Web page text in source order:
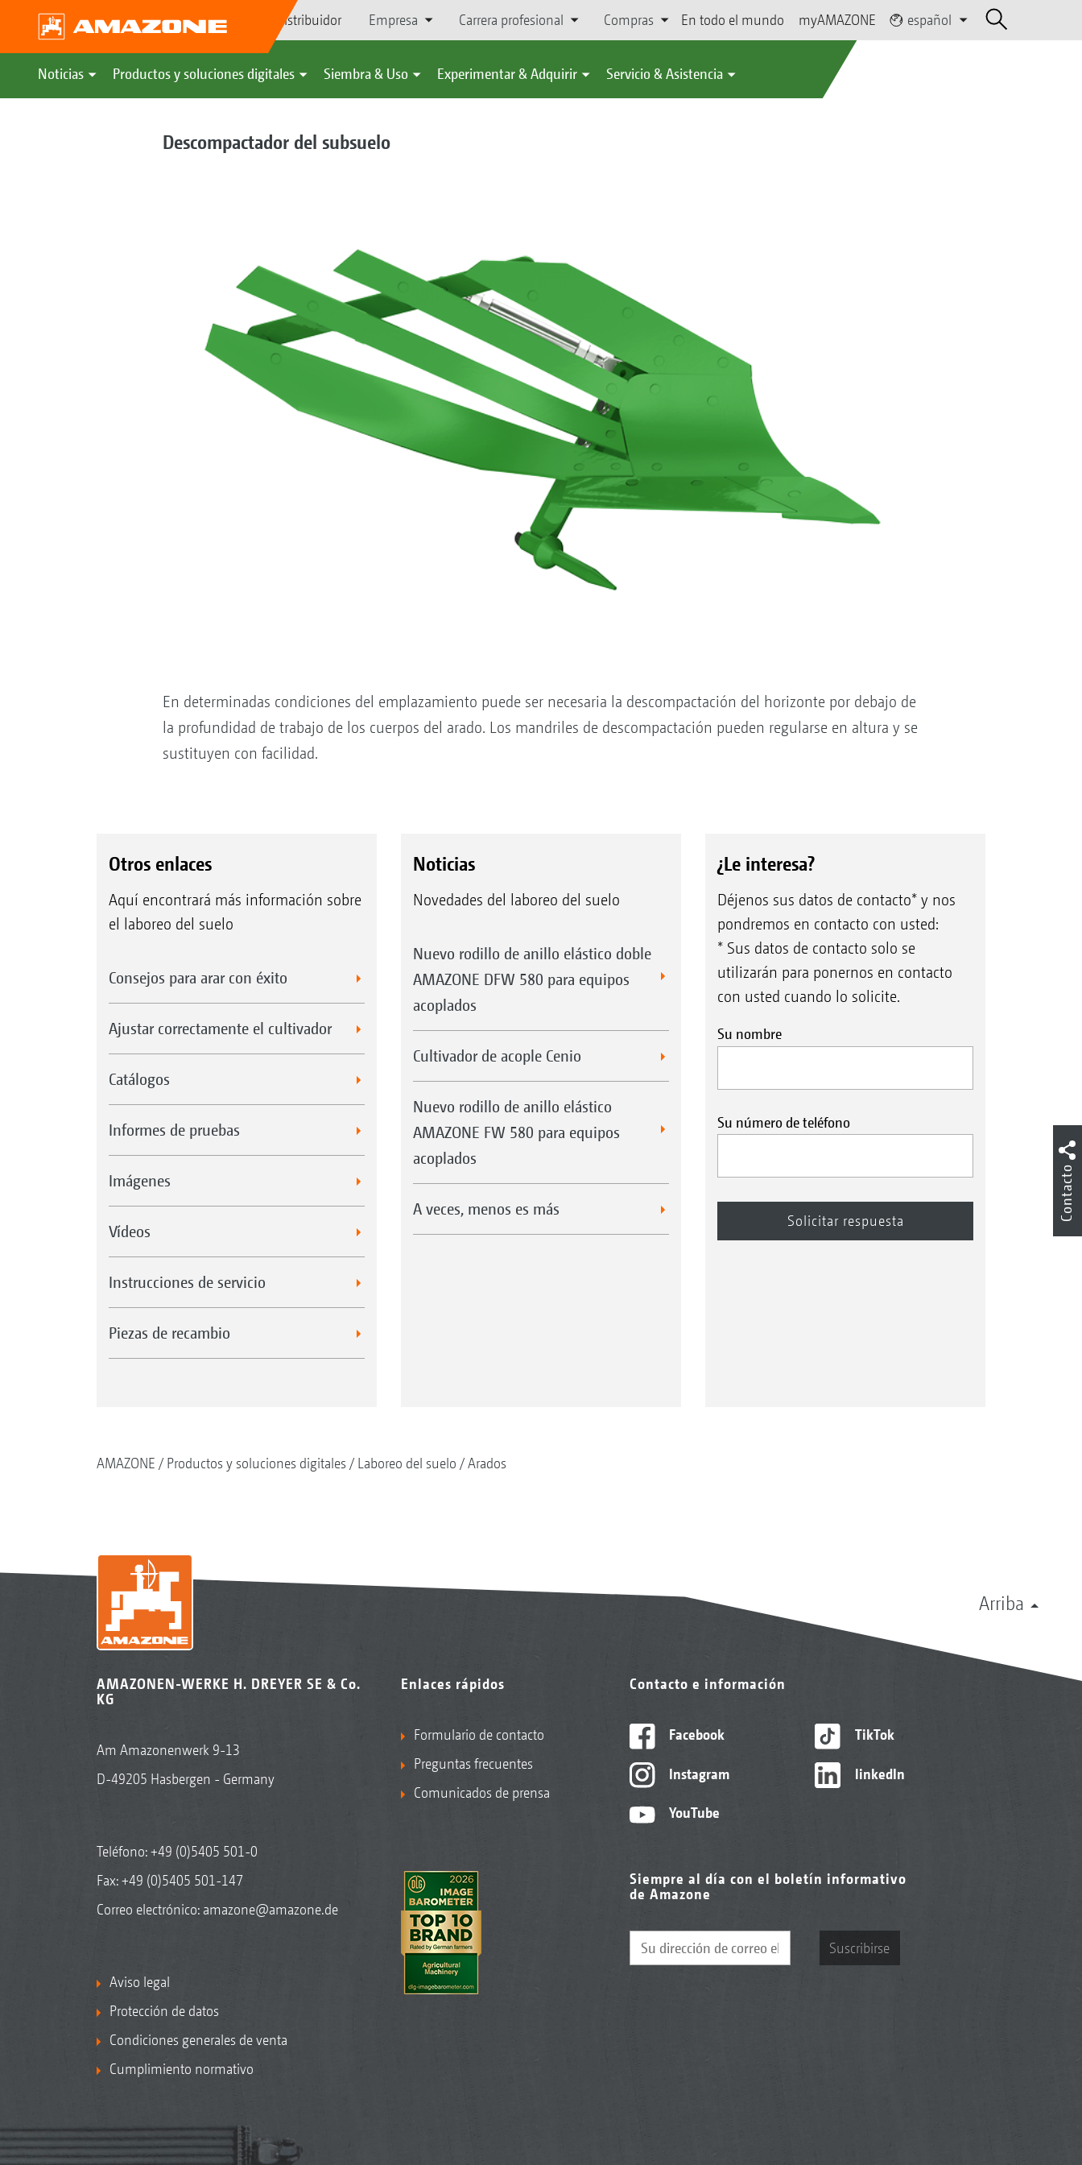
Búsqueda de distribuidor Empresa Carrera profesional Compras En todo el mundo myAMAZONE español
Noticias Productos y soluciones digitales Siembra & Uso Experimentar & Adquirir Servicio & Asistencia
Descompactador del subsuelo
En determinadas condiciones del emplazamiento puede ser necesaria la descompactación del horizonte por debajo de
la profundidad de trabajo de los cuerpos del arado. Los mandriles de descompactación pueden regularse en altura y se
sustituyen con facilidad.
Otros enlaces
Aquí encontrará más información sobre
el laboreo del suelo
Consejos para arar con éxito
Ajustar correctamente el cultivador
Catálogos
Informes de pruebas
Imágenes
Vídeos
Instrucciones de servicio
Piezas de recambio
Noticias
Novedades del laboreo del suelo
Nuevo rodillo de anillo elástico doble
AMAZONE DFW 580 para equipos
acoplados
Cultivador de acople Cenio
Nuevo rodillo de anillo elástico
AMAZONE FW 580 para equipos
acoplados
A veces, menos es más
¿Le interesa?
Déjenos sus datos de contacto* y nos
pondremos en contacto con usted:
* Sus datos de contacto solo se
utilizarán para ponernos en contacto
con usted cuando lo solicite.
Su nombre
Su número de teléfono
AMAZONE Productos y soluciones digitales Laboreo del suelo Arados
Arriba
AMAZONEN-WERKE H. DREYER SE & Co.
KG
Am Amazonenwerk 9-13
D-49205 Hasbergen - Germany
Teléfono:+49 (0)5405 501-0
Fax: +49 (0)5405 501-147
Correo electrónico: amazone@amazone.de
Aviso legal
Protección de datos
Condiciones generales de venta
Cumplimiento normativo
Enlaces rápidos
Formulario de contacto
Preguntas frecuentes
Comunicados de prensa
Contacto e información
Facebook
Instagram
YouTube
TikTok
linkedIn
Siempre al día con el boletín informativo
de Amazone
Suscribirse
Contacto